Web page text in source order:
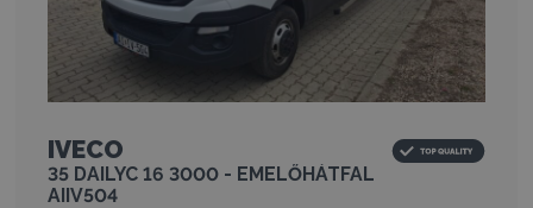
IVECO
35 DAILYC 16 3000 - EMELŐHÁTFAL
AIIV504